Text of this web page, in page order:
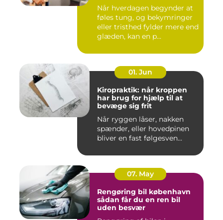
Når hverdagen begynder at
føles tung, og bekymringer
eller tristhed fylder mere end
glæden, kan en p...
01. Jun
Kiropraktik: når kroppen
har brug for hjælp til at
bevæge sig frit
Når ryggen låser, nakken
spænder, eller hovedpinen
bliver en fast følgesven...
07. May
Rengøring bil københavn
sådan får du en ren bil
uden besvær